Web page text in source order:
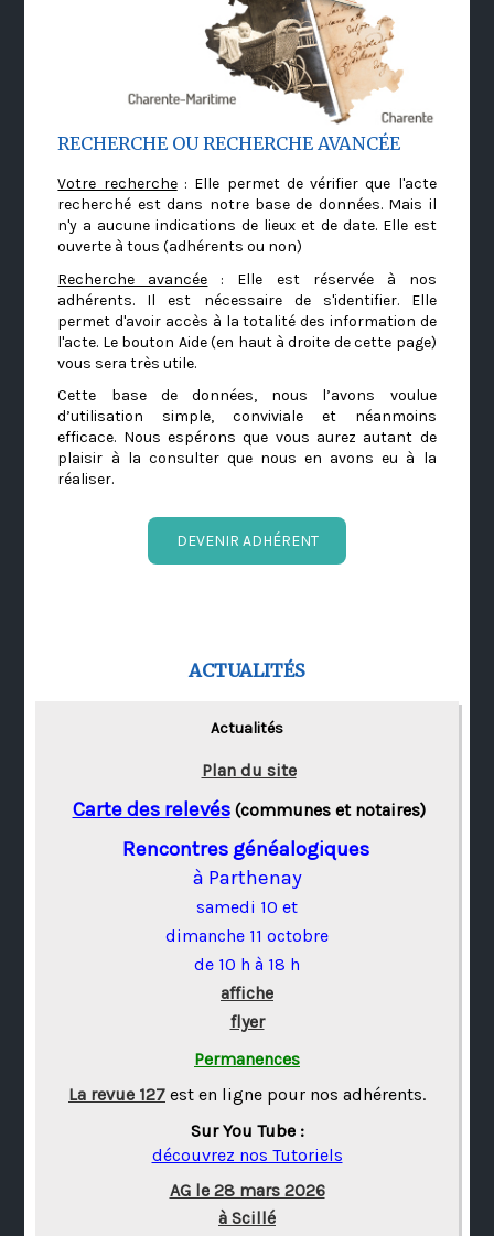
RECHERCHE OU RECHERCHE AVANCÉE
Votre recherche: Elle permet de vérifier que l'acte
recherché est dans notre base de données. Mais il
n'y a aucune indications de lieux et de date. Elle est
ouverte à tous (adhérents ou non)
Recherche avancée : Elle est réservée à nos
adhérents. Il est nécessaire de s'identifier. Elle
permet d'avoir accès à la totalité des information de
l'acte. Le bouton Aide (en haut à droite de cette page)
vous sera très utile.
Cette base de données, nous l’avons voulue
d’utilisation simple, conviviale et néanmoins
efficace. Nous espérons que vous aurez autant de
plaisir à la consulter que nous en avons eu à la
réaliser.
DEVENIR ADHÉRENT
ACTUALITÉS
Actualités
Plan du site
Carte des relevés(communes et notaires)
Rencontres généalogiques
à Parthenay
samedi 10 et
dimanche 11 octobre
de 10 h à 18 h
affiche
flyer
Permanences
La revue 127 est en ligne pour nos adhérents.
Sur You Tube :
découvrez nos Tutoriels
AG le 28 mars 2026
à Scillé